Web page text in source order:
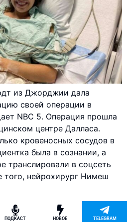
из Джорджии дала
своей операции в
NBC 5. Операция прошла
центре Далласа.
кровеносных сосудов в
была в сознании, а
транслировали в соцсеть
того, нейрохирург Нимеш
ПОДКАСТ НОВОЕ TELEGRAM